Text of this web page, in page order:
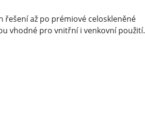
až po prémiové celoskleněné
vhodné pro vnitřní i venkovní použití.